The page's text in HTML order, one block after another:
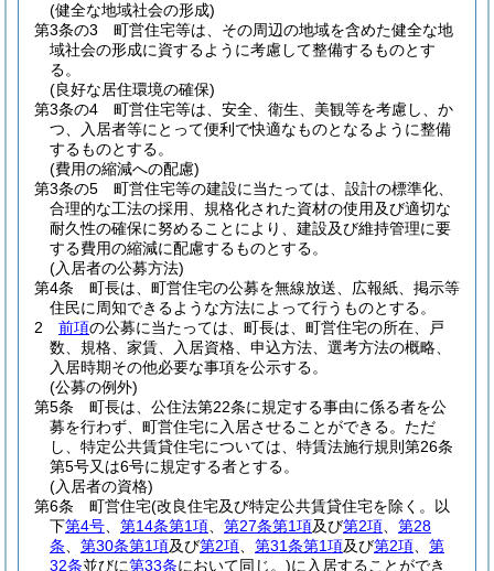
(健全な地域社会の形成)
第3条の3
町営住宅等は、その周辺の地域を含めた健全な地
域社会の形成に資するように考慮して整備するものとす
る。
(良好な居住環境の確保)
第3条の4
町営住宅等は、安全、衛生、美観等を考慮し、か
つ、入居者等にとって便利で快適なものとなるように整備
するものとする。
(費用の縮減への配慮)
第3条の5
町営住宅等の建設に当たっては、設計の標準化、
合理的な工法の採用、規格化された資材の使用及び適切な
耐久性の確保に努めることにより、建設及び維持管理に要
する費用の縮減に配慮するものとする。
(入居者の公募方法)
第4条
町長は、町営住宅の公募を無線放送、広報紙、掲示等
住民に周知できるような方法によって行うものとする。
2
前項の公募に当たっては、町長は、町営住宅の所在、戸
数、規格、家賃、入居資格、申込方法、選考方法の概略、
入居時期その他必要な事項を公示する。
(公募の例外)
第5条
町長は、公住法第22条に規定する事由に係る者を公
募を行わず、町営住宅に入居させることができる。 ただ
し、特定公共賃貸住宅については、特賃法施行規則第26条
第5号又は6号に規定する者とする。
(入居者の資格)
第6条
町営住宅(改良住宅及び特定公共賃貸住宅を除く。以
下第4号 第14条第1項 第27条第1項及び第2項
第28
条
第30条第1項及び第2項 第31条第1項及び第2項
第
32条並びに第33条において同じ。)に入居することができ